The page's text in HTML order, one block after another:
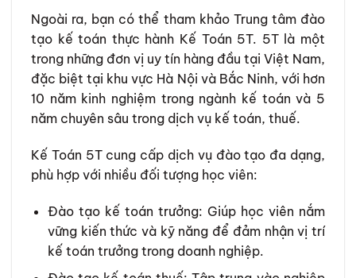
Ngoài ra, bạn có thể tham khảo Trung tâm đào
tạo kế toán thực hành Kế Toán 5T. 5T là một
trong những đơn vị uy tín hàng đầu tại Việt Nam,
đặc biệt tại khu vực Hà Nội và Bắc Ninh, với hơn
10 năm kinh nghiệm trong ngành kế toán và 5
năm chuyên sâu trong dịch vụ kế toán, thuế.
Kế Toán 5T cung cấp dịch vụ đào tạo đa dạng,
phù hợp với nhiều đối tượng học viên:
Đào tạo kế toán trưởng: Giúp học viên nắm
vững kiến thức và kỹ năng để đảm nhận vị trí
kế toán trưởng trong doanh nghiệp.